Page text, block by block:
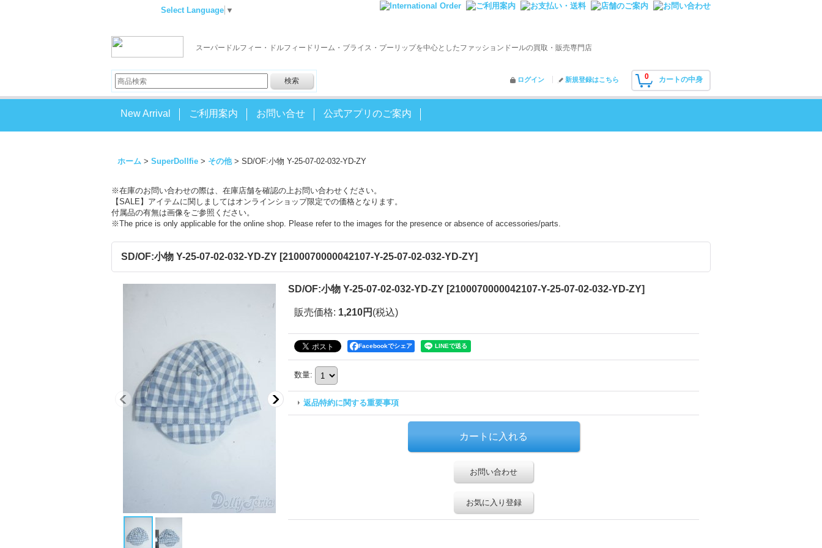
Select Language ▼
スーパードルフィー・ドルフィードリーム・ブライス・プーリップを中心としたファッションドールの買取・販売専門店
0 カートの中身
ログイン 新規登録はこちら
New Arrival ご利用案内 お問い合せ 公式アプリのご案内
ホーム > SuperDollfie > その他 > SD/OF:小物 Y-25-07-02-032-YD-ZY
※在庫のお問い合わせの際は、在庫店舗を確認の上お問い合わせください。
【SALE】アイテムに関しましてはオンラインショップ限定での価格となります。
付属品の有無は画像をご参照ください。
※The price is only applicable for the online shop. Please refer to the images for the presence or absence of accessories/parts.
SD/OF:小物 Y-25-07-02-032-YD-ZY [2100070000042107-Y-25-07-02-032-YD-ZY]
SD/OF:小物 Y-25-07-02-032-YD-ZY [2100070000042107-Y-25-07-02-032-YD-ZY]
販売価格: 1,210円 (税込)
Facebookでシェア
数量:
返品特約に関する重要事項
お問い合わせ
お気に入り登録